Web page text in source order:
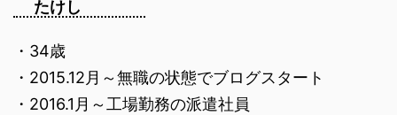
たけし
・34歳
・2015.12月～無職の状態でブログスタート
・2016.1月～工場勤務の派遣社員